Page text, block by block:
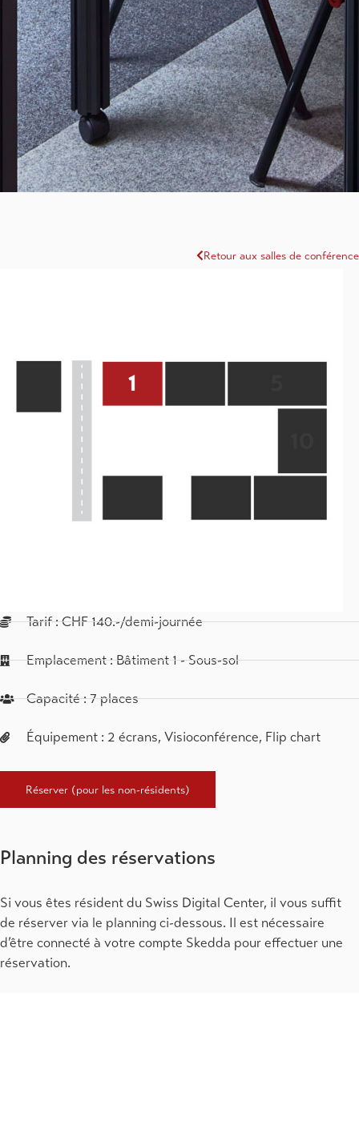
Retour aux salles de conférence
Tarif : CHF 140.-/demi-journée
Emplacement : Bâtiment 1 - Sous-sol
Capacité : 7 places
Équipement : 2 écrans, Visioconférence, Flip chart
Réserver (pour les non-résidents)
Planning des réservations
Si vous êtes résident du Swiss Digital Center, il vous suffit
de réserver via le planning ci-dessous. Il est nécessaire
d’être connecté à votre compte Skedda pour effectuer une
réservation.